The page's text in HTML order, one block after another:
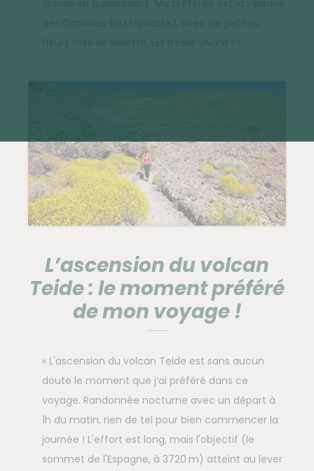
L’ascension du volcan
Teide : le moment préféré
de mon voyage !
« L'ascension du volcan Teide est sans aucun
doute le moment que j’ai préféré dans ce
voyage. Randonnée nocturne avec un départ à
1h du matin, rien de tel pour bien commencer la
journée ! L'effort est long, mais l'objectif (le
sommet de l'Espagne, à 3720 m) atteint au lever